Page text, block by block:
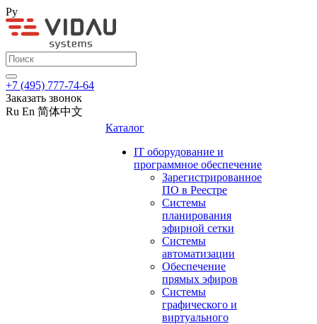
Ру
+7 (495) 777-74-64
Заказать звонок
Ru En 简体中文
Каталог
IT оборудование и
программное обеспечение
Зарегистрированное
ПО в Реестре
Системы
планирования
эфирной сетки
Системы
автоматизации
Обеспечение
прямых эфиров
Системы
графического и
виртуального